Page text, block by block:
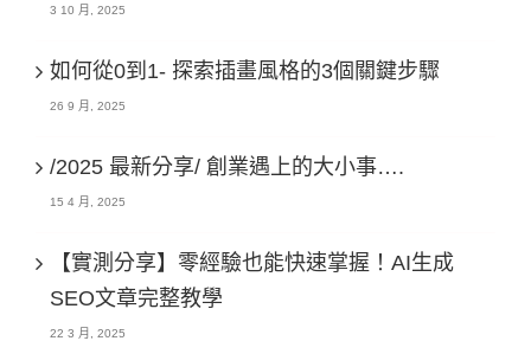
3 10 月, 2025
如何從0到1- 探索插畫風格的3個關鍵步驟
26 9 月, 2025
/2025 最新分享/ 創業遇上的大小事….
15 4 月, 2025
【實測分享】零經驗也能快速掌握！AI生成
SEO文章完整教學
22 3 月, 2025